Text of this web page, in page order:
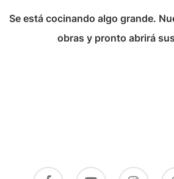
Se está cocinando algo grande.
obras y pronto abrirá
facebook youtube instagram